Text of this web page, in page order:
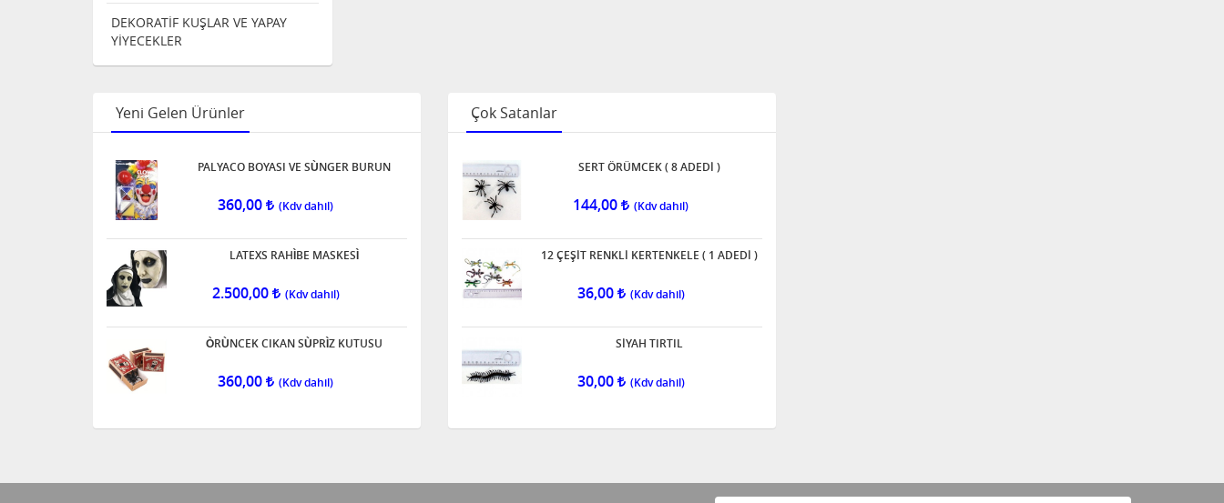
DEKORATİF KUŞLAR VE YAPAY
YİYECEKLER
Yeni Gelen Ürünler
PALYACO BOYASI VE SÙNGER BURUN
360,00
LATEXS RAHÌBE MASKESÌ
2.500,00
ÒRÙNCEK CIKAN SÙPRÌZ KUTUSU
360,00
Çok Satanlar
SERT ÖRÜMCEK ( 8 ADEDİ )
144,00
12 ÇEŞİT RENKLİ KERTENKELE ( 1 ADEDİ )
36,00
SİYAH TIRTIL
30,00